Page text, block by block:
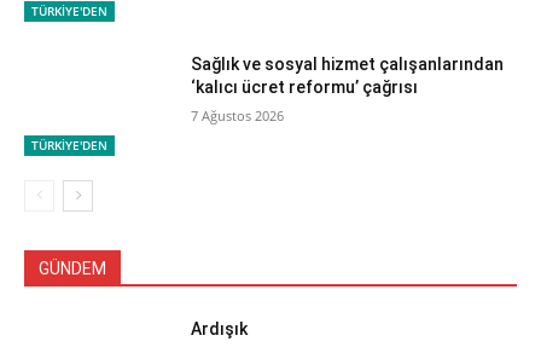
TÜRKİYE'DEN
TÜRKİYE'DEN
Sağlık ve sosyal hizmet çalışanlarından
‘kalıcı ücret reformu’ çağrısı
7 Ağustos 2026
GÜNDEM
Ardışık